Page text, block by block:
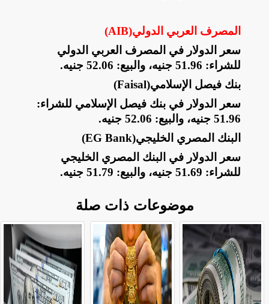
المصرف العربي الدولي(AIB)
سعر الدولار في المصرف العربي الدولي
للشراء: 51.96 جنيه، والبيع: 52.06 جنيه
.
بنك فيصل الإسلامي(Faisal)
سعر الدولار في بنك فيصل الإسلامي للشراء:
51.96 جنيه، والبيع: 52.06 جنيه
.
البنك المصري الخليجي(EG Bank)
سعر الدولار في البنك المصري الخليجي
للشراء: 51.69 جنيه، والبيع: 51.79 جنيه.
موضوعات ذات صلة